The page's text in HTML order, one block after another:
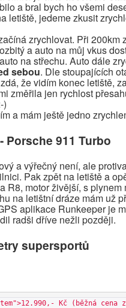
a bral bych ho všemi
letiště, jedeme zkusit
zrychlovat. Při
a auto na můj vkus
na střechu. Auto dále
sebou. Dle stoupajících
že vidím konec letiště,
změřila jen rychlost
)
a mám ještě jedno
911 Turbo
a výřečný není, ale
Pak zpět na letiště a
R8, motor živější, s
na letištní dráze mám už
aplikace Runkeeper je
radši dříve nežli později.
supersportů
Kč (běžná cena